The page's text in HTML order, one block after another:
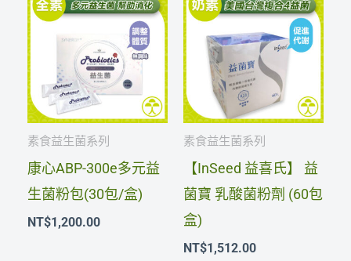
素食益生菌系列
康心ABP-300e多元益
生菌粉包(30包/盒)
NT$1,200.00
素食益生菌系列
【InSeed 益喜氏】 益
菌寶 乳酸菌粉劑 (60包
盒)
NT$1,512.00